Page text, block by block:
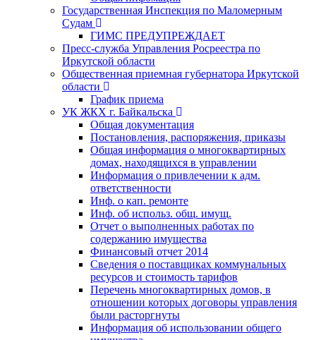
Государственная Инспекция по Маломерным
Судам
ГИМС ПРЕДУПРЕЖДАЕТ
Пресс-служба Управления Росреестра по
Иркутской области
Общественная приемная губернатора Иркутской
области
График приема
УК ЖКХ г. Байкальска
Общая документация
Постановления, распоряжения, приказы
Общая информация о многоквартирных
домах, находящихся в управлении
Информация о привлечении к адм.
ответственности
Инф. о кап. ремонте
Инф. об использ. общ. имущ.
Отчет о выполненных работах по
содержанию имущества
Финансовый отчет 2014
Сведения о поставщиках коммунальных
ресурсов и стоимость тарифов
Перечень многоквартирных домов, в
отношении которых договоры управления
были расторгнуты
Информация об использовании общего